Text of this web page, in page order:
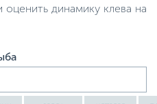
динамику клева на